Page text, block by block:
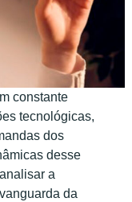
constante
tecnológicas,
dos
desse
a
da